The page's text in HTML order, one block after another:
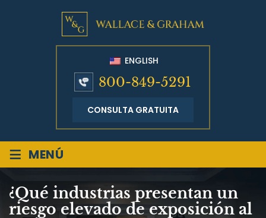
ENGLISH
800-849-5291
CONSULTA GRATUITA
≡ MENÚ
¿Qué industrias presentan un
riesgo elevado de exposición al